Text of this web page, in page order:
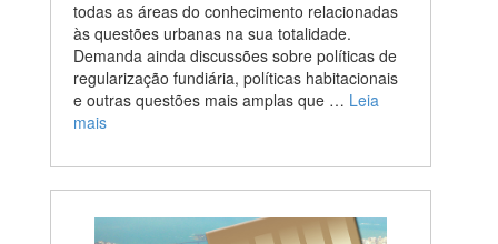
todas as áreas do conhecimento relacionadas
às questões urbanas na sua totalidade.
Demanda ainda discussões sobre políticas de
regularização fundiária, políticas habitacionais
e outras questões mais amplas que … Leia
mais